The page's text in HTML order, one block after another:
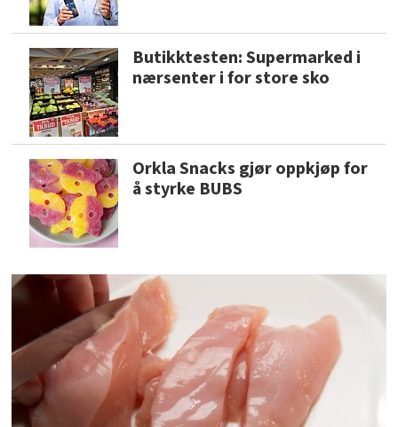
Butikktesten: Supermarked i
nærsenter i for store sko
Orkla Snacks gjør oppkjøp for
å styrke BUBS